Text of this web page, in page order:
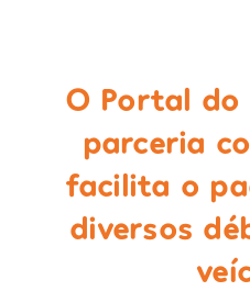
O Portal do
parceria
facilita o
diversos